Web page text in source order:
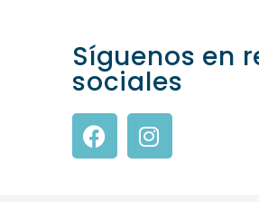
Síguenos en
sociales